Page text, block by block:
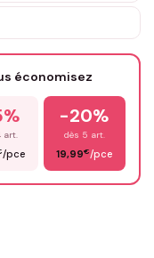
économisez
art.
/pce
-20%
dès 5 art.
19,99€/pce